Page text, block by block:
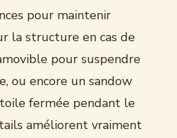
pour maintenir
la structure en cas de
pour suspendre
ou encore un sandow
fermée pendant le
améliorent vraiment